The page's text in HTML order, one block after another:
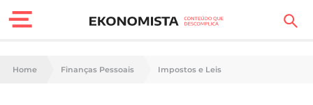
Finanças Pessoais
Home Finanças Pessoais Impostos e Leis